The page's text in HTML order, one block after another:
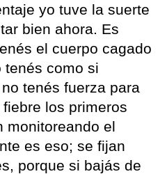
yo tuve la suerte
bien ahora. Es
el cuerpo cagado
tenés como si
tenés fuerza para
los primeros
monitoreando el
es eso; se fijan
porque si bajás de